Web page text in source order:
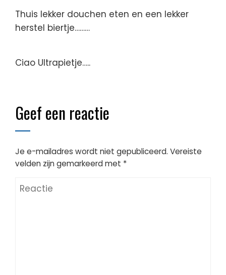
Thuis lekker douchen eten en een lekker
herstel biertje………
Ciao Ultrapietje…..
Geef een reactie
Je e-mailadres wordt niet gepubliceerd. Vereiste
velden zijn gemarkeerd met *